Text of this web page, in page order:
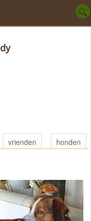
vrienden honden